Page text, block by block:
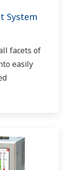
System
facets of
easily